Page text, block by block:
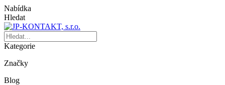
Nabídka
Hledat
Kategorie
Značky
Blog